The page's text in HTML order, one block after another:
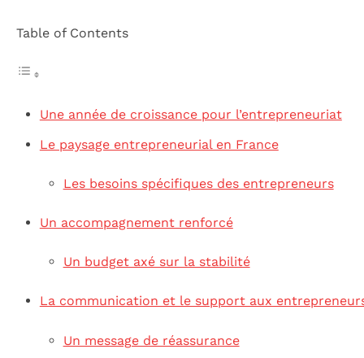
Table of Contents
Une année de croissance pour l’entrepreneuriat
Le paysage entrepreneurial en France
Les besoins spécifiques des entrepreneurs
Un accompagnement renforcé
Un budget axé sur la stabilité
La communication et le support aux
Un message de réassurance